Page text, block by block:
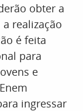
obter a
realização
é feita
para
e
ingressar